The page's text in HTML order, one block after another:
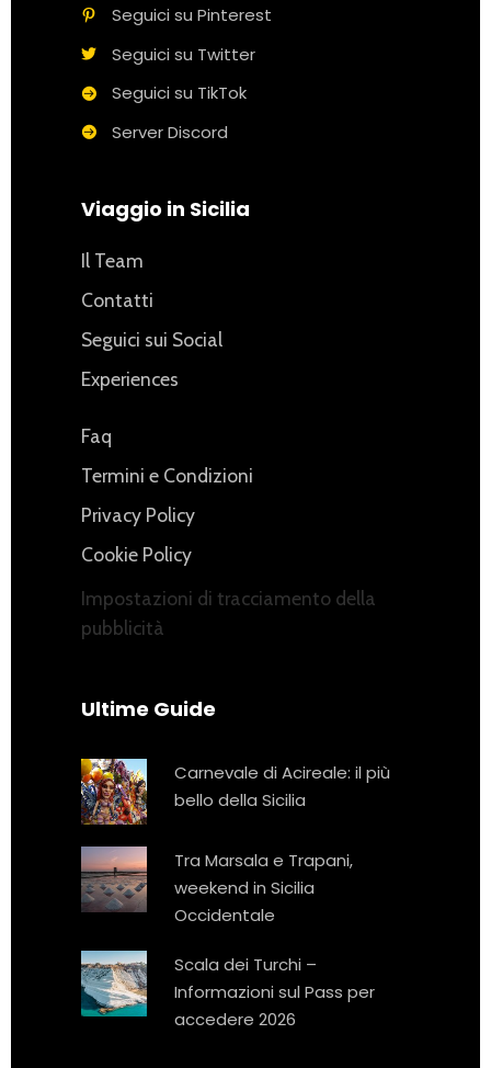
Seguici su Pinterest
Seguici su Twitter
Seguici su TikTok
Server Discord
Viaggio in Sicilia
Il Team
Contatti
Seguici sui Social
Experiences
Faq
Termini e Condizioni
Privacy Policy
Cookie Policy
Impostazioni di tracciamento della
pubblicità
Ultime Guide
Carnevale di Acireale: il più
bello della Sicilia
Tra Marsala e Trapani,
weekend in Sicilia
Occidentale
Scala dei Turchi –
Informazioni sul Pass per
accedere 2026